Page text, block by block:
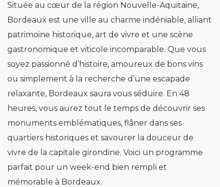
Située au cœur de la région Nouvelle-Aquitaine,
Bordeaux est une ville au charme indéniable, alliant
patrimoine historique, art de vivre et une scène
gastronomique et viticole incomparable. Que vous
soyez passionné d’histoire, amoureux de bons vins
ou simplement à la recherche d’une escapade
relaxante, Bordeaux saura vous séduire. En 48
heures, vous aurez tout le temps de découvrir ses
monuments emblématiques, flâner dans ses
quartiers historiques et savourer la douceur de
vivre de la capitale girondine. Voici un programme
parfait pour un week-end bien rempli et
mémorable à Bordeaux.